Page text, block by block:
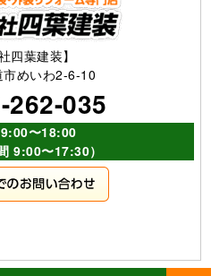
四葉建装】
めいわ2-6-10
262-035
〜18:00
9:00〜17:30）